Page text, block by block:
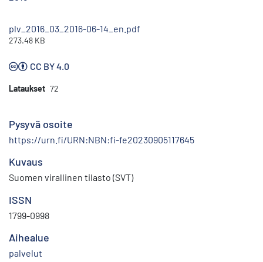
plv_2016_03_2016-06-14_en.pdf
273.48 KB
CC BY 4.0
Lataukset 72
Pysyvä osoite
https://urn.fi/URN:NBN:fi-fe20230905117645
Kuvaus
Suomen virallinen tilasto (SVT)
ISSN
1799-0998
Aihealue
palvelut